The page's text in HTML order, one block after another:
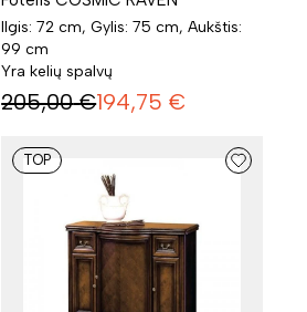
Ilgis: 72 cm, Gylis: 75 cm, Aukštis:
99 cm
Yra kelių spalvų
205,00 €194,75 €
TOP